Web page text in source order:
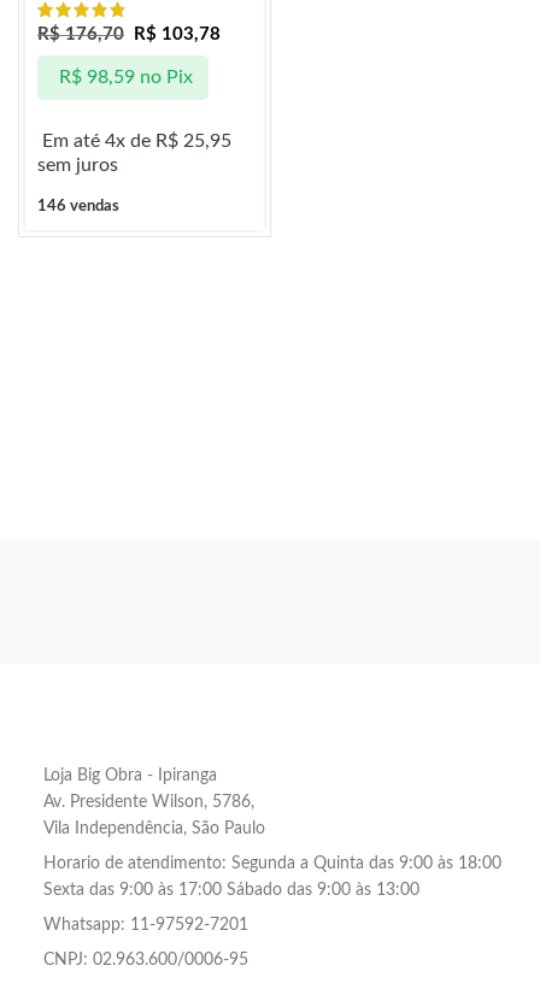
R$176,70 R$ 103,78
Em até 4x de R$ 25,95
sem juros
R$98,59 no Pix
146 vendas
Loja Big Obra - Ipiranga
Av. Presidente Wilson, 5786,
Vila Independência, São Paulo
Horario de atendimento: Segunda a Quinta das 9:00 às 18:00
Sexta das 9:00 às 17:00 Sábado das 9:00 às 13:00
Whatsapp: 11-97592-7201
CNPJ: 02.963.600/0006-95